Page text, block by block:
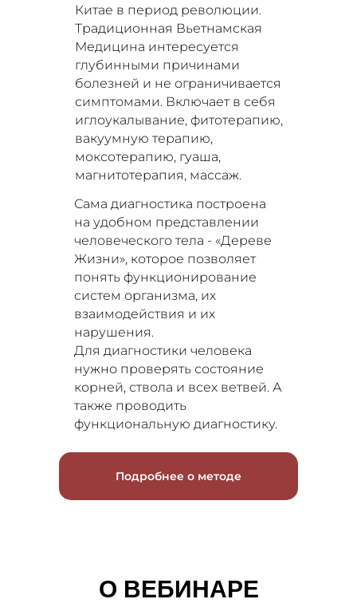
Китае в период революции.
Традиционная Вьетнамская
Медицина интересуется
глубинными причинами
болезней и не ограничивается
симптомами. Включает в себя
иглоукалывание, фитотерапию,
вакуумную терапию,
моксотерапию, гуаша,
магнитотерапия, массаж.
Сама диагностика построена
на удобном представлении
человеческого тела - «Дереве
Жизни», которое позволяет
понять функционирование
систем организма, их
взаимодействия и их
нарушения.
Для диагностики человека
нужно проверять состояние
корней, ствола и всех ветвей. А
также проводить
функциональную диагностику.
Подробнее о методе
О ВЕБИНАРЕ